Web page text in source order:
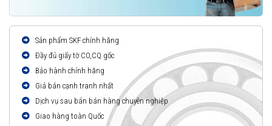
Sản phẩm SKF chính hãng
Đầy đủ giấy tờ CO,CQ gốc
Bảo hành chính hãng
Giá bán cạnh tranh nhất
Dịch vụ sau bán bán hàng chuyên nghiệp
Giao hàng toàn Quốc